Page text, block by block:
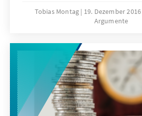
ist von starkem Misstrauen
geprägt, gegen
Demokratie als politisches
den befragten
nicht verbreitet. Ihre Kritik
vielmehr an die konkrete
Demokratie im Allgemeinen
im Speziellen.
Tobias Montag 19. Dezember 2016
Argumente